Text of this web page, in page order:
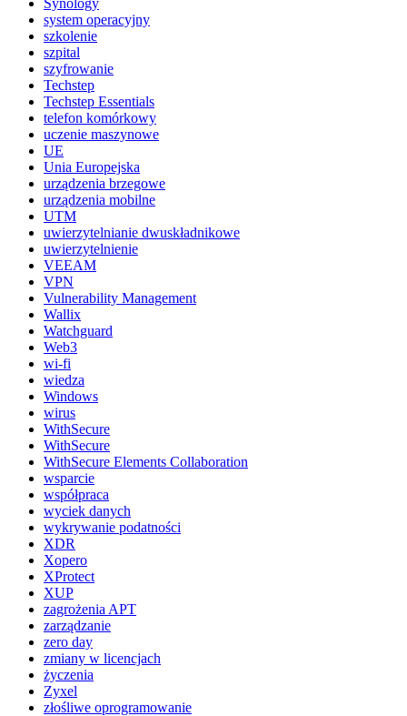
system operacyjny
szkolenie
szpital
szyfrowanie
Techstep
Techstep Essentials
telefon komórkowy
uczenie maszynowe
UE
Unia Europejska
urządzenia brzegowe
urządzenia mobilne
UTM
uwierzytelnianie dwuskładnikowe
uwierzytelnienie
VEEAM
VPN
Vulnerability Management
Wallix
Watchguard
Web3
wi-fi
wiedza
Windows
wirus
WithSecure
WithSecure
WithSecure Elements Collaboration
wsparcie
współpraca
wyciek danych
wykrywanie podatności
XDR
Xopero
XProtect
XUP
zagrożenia APT
zarządzanie
zero day
zmiany w licencjach
życzenia
Zyxel
złośliwe oprogramowanie